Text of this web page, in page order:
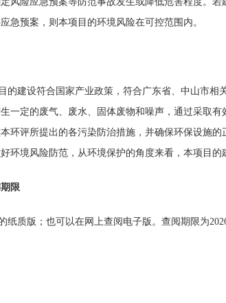
急预案，则本项目的环境风险在可控范围内。
的建设符合国家产业政策，符合广东省、中山市相
一定的废气、废水、固体废物和噪声，通过采取有
环评所提出的各污染防治措施，并确保环保设施的
环境风险防范，从环境保护的角度来看，本项目的
限
纸质版；也可以在网上查阅电子版。查阅期限为202